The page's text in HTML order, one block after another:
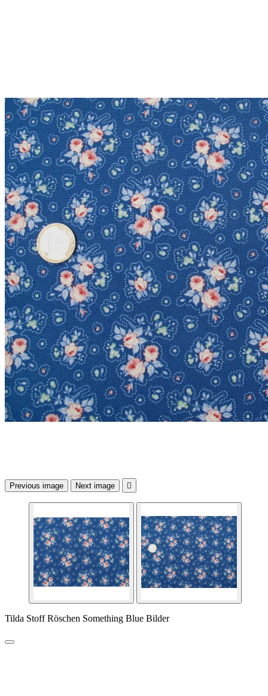
Previous image Next image 
Tilda Stoff Röschen Something Blue Bilder